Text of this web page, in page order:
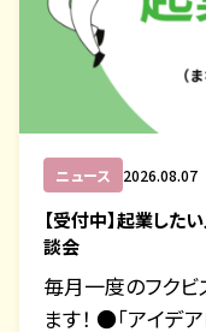
ニュース 2026.08.07
【受付中】起業した
談会
毎月一度のフク
ます！ ●「アイデ